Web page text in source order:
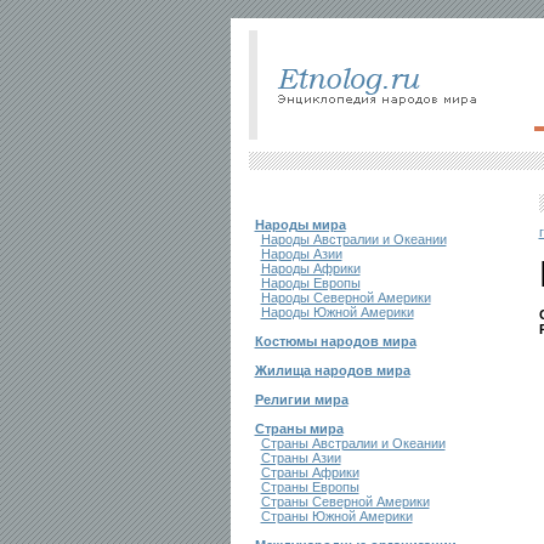
Народы мира
Народы Австралии и Океании
Народы Азии
Народы Африки
Народы Европы
Народы Северной Америки
Народы Южной Америки
Костюмы народов мира
Жилища народов мира
Религии мира
Страны мира
Страны Австралии и Океании
Страны Азии
Страны Африки
Страны Европы
Страны Северной Америки
Страны Южной Америки